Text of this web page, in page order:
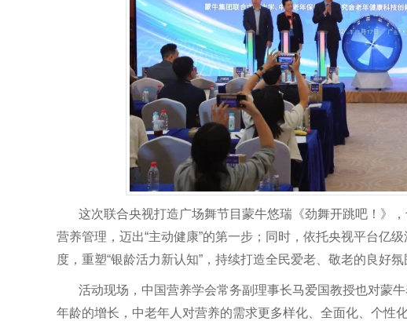
这次联合央视打造广场舞节目蒙牛悠瑞《劲舞开跳吧！》
营养管理，迈出“主动健康”的第一步；同时，依托央视平台亿
度，重塑“银龄活力新认知”，持续打造全民爱老、敬老的良好
活动现场，中国营养学会常务副理事长马爱国教授也对蒙
年龄的增长，中老年人对营养的需求更多样化、全面化、个性